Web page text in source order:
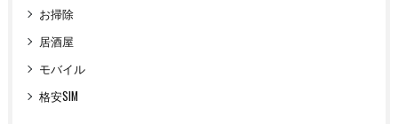
お掃除
居酒屋
モバイル
格安SIM